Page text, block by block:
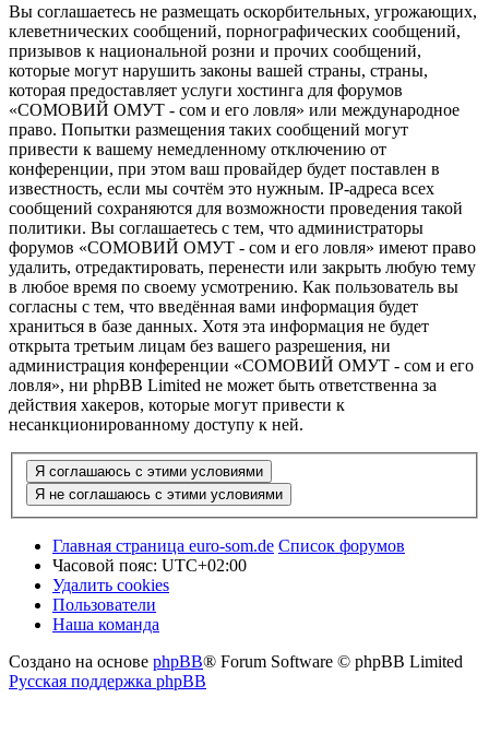
Вы соглашаетесь не размещать оскорбительных, угрожающих,
клеветнических сообщений, порнографических сообщений,
призывов к национальной розни и прочих сообщений,
которые могут нарушить законы вашей страны, страны,
которая предоставляет услуги хостинга для форумов
«СОМОВИЙ ОМУТ - сом и его ловля» или международное
право. Попытки размещения таких сообщений могут
привести к вашему немедленному отключению от
конференции, при этом ваш провайдер будет поставлен в
известность, если мы сочтём это нужным. IP-адреса всех
сообщений сохраняются для возможности проведения такой
политики. Вы соглашаетесь с тем, что администраторы
форумов «СОМОВИЙ ОМУТ - сом и его ловля» имеют право
удалить, отредактировать, перенести или закрыть любую тему
в любое время по своему усмотрению. Как пользователь вы
согласны с тем, что введённая вами информация будет
храниться в базе данных. Хотя эта информация не будет
открыта третьим лицам без вашего разрешения, ни
администрация конференции «СОМОВИЙ ОМУТ - сом и его
ловля», ни phpBB Limited не может быть ответственна за
действия хакеров, которые могут привести к
несанкционированному доступу к ней.
Главная страница euro-som.de Список форумов
Часовой пояс: UTC+02:00
Удалить cookies
Пользователи
Наша команда
Создано на основе phpBB® Forum Software © phpBB Limited
Русская поддержка phpBB